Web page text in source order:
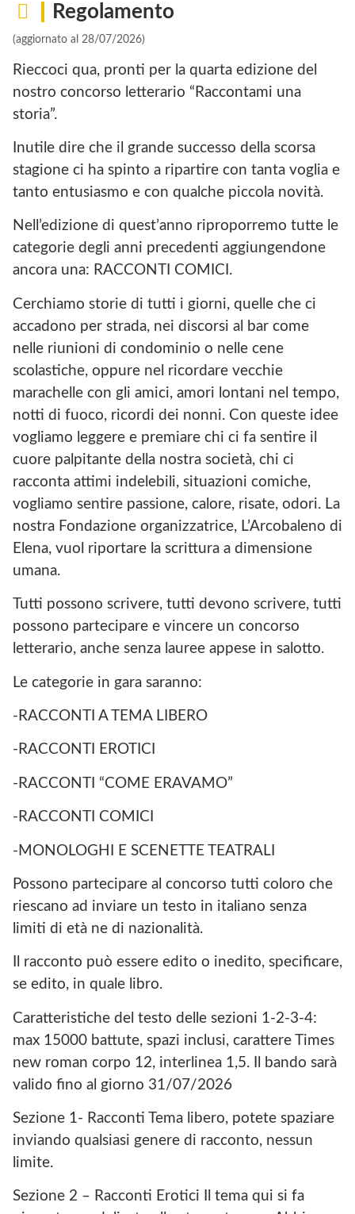
Regolamento
(aggiornato al 28/07/2026)
Rieccoci qua, pronti per la quarta edizione del
nostro concorso letterario “Raccontami una
storia”.
Inutile dire che il grande successo della scorsa
stagione ci ha spinto a ripartire con tanta voglia e
tanto entusiasmo e con qualche piccola novità.
Nell’edizione di quest’anno riproporremo tutte le
categorie degli anni precedenti aggiungendone
ancora una: RACCONTI COMICI.
Cerchiamo storie di tutti i giorni, quelle che ci
accadono per strada, nei discorsi al bar come
nelle riunioni di condominio o nelle cene
scolastiche, oppure nel ricordare vecchie
marachelle con gli amici, amori lontani nel tempo,
notti di fuoco, ricordi dei nonni. Con queste idee
vogliamo leggere e premiare chi ci fa sentire il
cuore palpitante della nostra società, chi ci
racconta attimi indelebili, situazioni comiche,
vogliamo sentire passione, calore, risate, odori. La
nostra Fondazione organizzatrice, L’Arcobaleno di
Elena, vuol riportare la scrittura a dimensione
umana.
Tutti possono scrivere, tutti devono scrivere, tutti
possono partecipare e vincere un concorso
letterario, anche senza lauree appese in salotto.
Le categorie in gara saranno:
-RACCONTI A TEMA LIBERO
-RACCONTI EROTICI
-RACCONTI “COME ERAVAMO”
-RACCONTI COMICI
-MONOLOGHI E SCENETTE TEATRALI
Possono partecipare al concorso tutti coloro che
riescano ad inviare un testo in italiano senza
limiti di età ne di nazionalità.
Il racconto può essere edito o inedito, specificare,
se edito, in quale libro.
Caratteristiche del testo delle sezioni 1-2-3-4:
max 15000 battute, spazi inclusi, carattere Times
new roman corpo 12, interlinea 1,5. Il bando sarà
valido fino al giorno 31/07/2026
Sezione 1- Racconti Tema libero, potete spaziare
inviando qualsiasi genere di racconto, nessun
limite.
Sezione 2 – Racconti Erotici Il tema qui si fa